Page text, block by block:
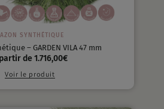
SYNTHÉTIQUE
– GARDEN VILA 47 mm
de 1.716,00€
Voir le produit